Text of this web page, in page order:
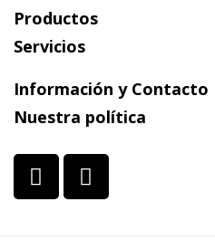
Productos
Servicios
Información y Contacto
Nuestra política